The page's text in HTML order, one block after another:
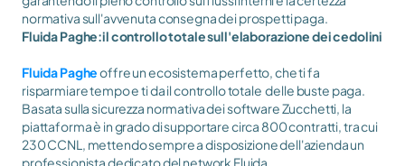
normativa sull'avvenuta consegna dei prospetti paga.
Fluida Paghe:il controllo totale sull'elaborazione dei cedolini
Fluida Paghe offre un ecosistema perfetto, che ti fa
risparmiare tempo e ti da il controllo totale  delle buste paga.
Basata sulla sicurezza normativa dei software Zucchetti, la
piattaforma è in grado di supportare circa 800 contratti, tra cui
230 CCNL, mettendo sempre a disposizione dell'azienda un
professionista dedicato del network Fluida.